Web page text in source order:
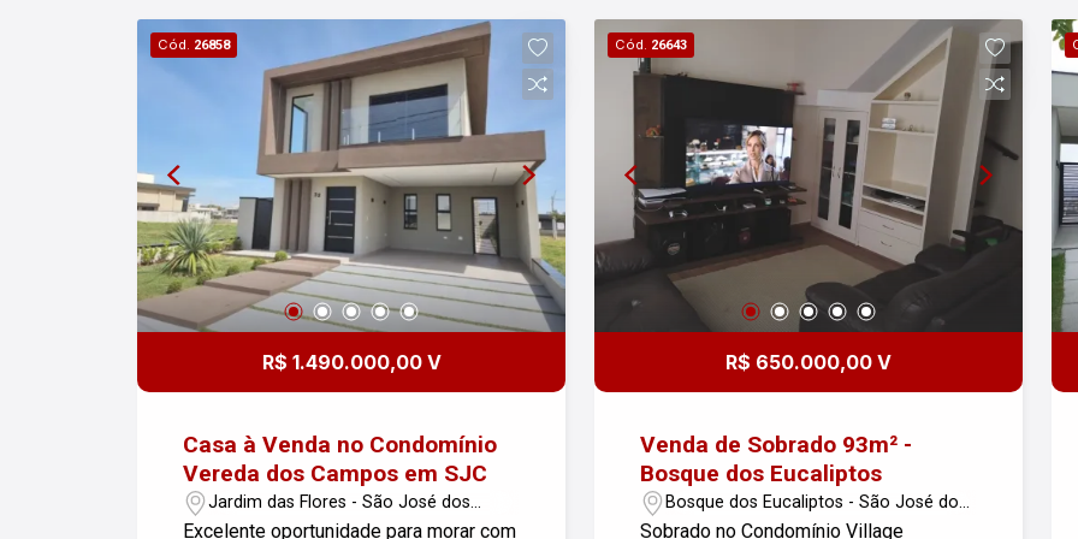
churrasqueira, escritório e dependência
de serviços. - Área construída: 327,00
m² - Área do terreno: 450,00 m² Se
você está em busca de um sobrado
espaçoso e bem localizado, essa é
uma ótima oportunidade! Para mais
informações ou agendar uma visita,
entre em contato.
278,00 m² Se você está em busca de
um sobrado espaçoso em um
condomínio tranquilo, essa é uma
excelente oportunidade. Entre em
contato para mais informações e
agendar uma visita!
Cód. 26858
R$ 1.490.000,00 V
Casa à Venda no Condomínio
Vereda dos Campos em SJC
Jardim das Flores - São José dos
Campos/SP
Excelente oportunidade para morar com
Cód. 26643
R$ 650.000,00 V
Venda de Sobrado 93m² -
Bosque dos Eucaliptos
Bosque dos Eucaliptos - São José dos
Campos/SP
Sobrado no Condomínio Village